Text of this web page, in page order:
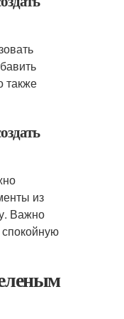
также
из
Важно